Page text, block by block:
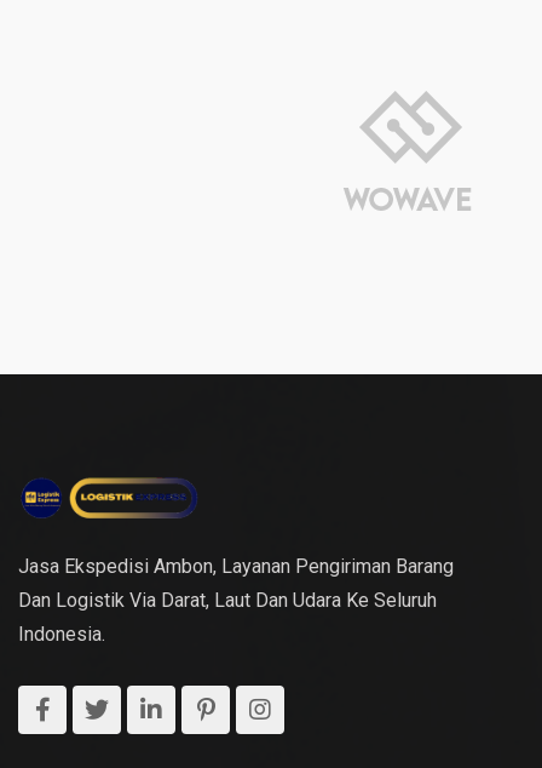
Jasa Ekspedisi Ambon, Layanan Pengiriman Barang
Dan Logistik Via Darat, Laut Dan Udara Ke Seluruh
Indonesia.